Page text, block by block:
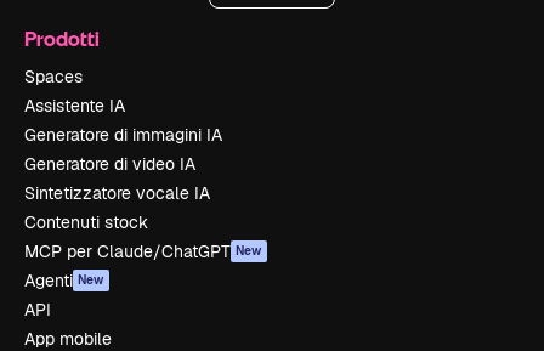
Prodotti
Spaces
Assistente IA
Generatore di immagini IA
Generatore di video IA
Sintetizzatore vocale IA
Contenuti stock
MCP per Claude/ChatGPT New
Agenti New
API
App mobile